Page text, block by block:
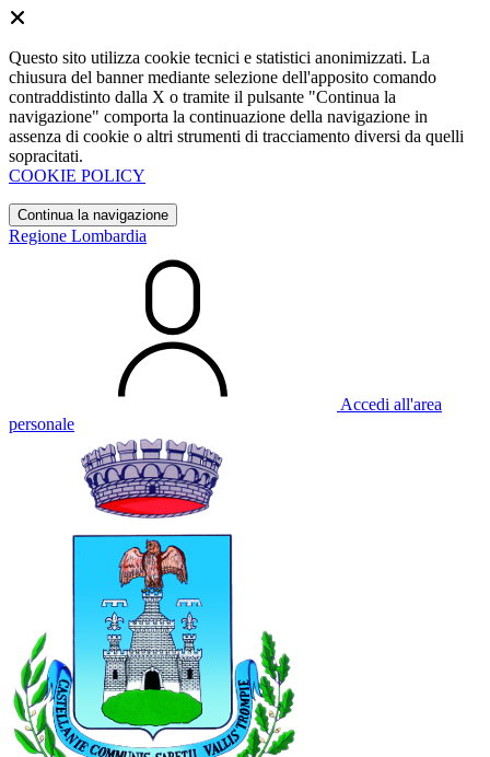
Questo sito utilizza cookie tecnici e statistici anonimizzati. La
chiusura del banner mediante selezione dell'apposito comando
contraddistinto dalla X o tramite il pulsante "Continua la
navigazione" comporta la continuazione della navigazione in
assenza di cookie o altri strumenti di tracciamento diversi da quelli
sopracitati.
COOKIE POLICY
Continua la navigazione
Regione Lombardia
Accedi all'area
personale